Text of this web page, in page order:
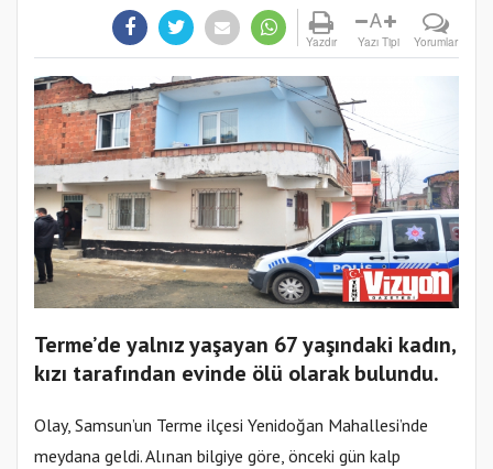
Yazdır
A
Yazı Tipi Yorumlar
Terme’de yalnız yaşayan 67 yaşındaki kadın,
kızı tarafından evinde ölü olarak bulundu.
Olay, Samsun’un Terme ilçesi Yenidoğan Mahallesi’nde
meydana geldi. Alınan bilgiye göre, önceki gün kalp